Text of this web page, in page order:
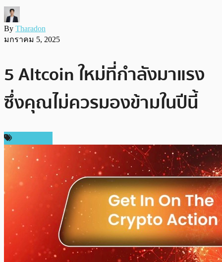
By Tharadon
มกราคม 5, 2025
5 Altcoin ใหม่ที่กำลังมาแรง
ซึ่งคุณไม่ควรมองข้ามในปีนี้